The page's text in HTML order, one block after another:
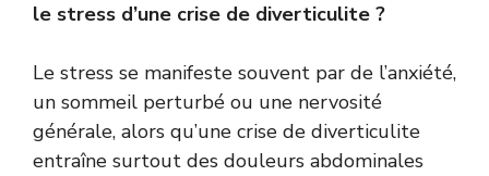
le stress d’une crise de diverticulite ?
Le stress se manifeste souvent par de l’anxiété,
un sommeil perturbé ou une nervosité
générale, alors qu’une crise de diverticulite
entraîne surtout des douleurs abdominales